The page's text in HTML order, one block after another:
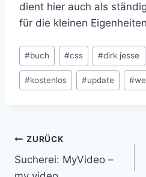
dient hier auch als
für die kleinen
Schlagworte:
#buch #css #dirk jesse
#kostenlos #update #
ZURÜCK
Sucherei: MyVideo –